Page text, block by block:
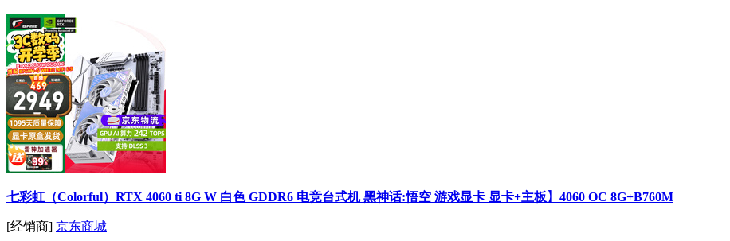
七彩虹（Colorful）RTX 4060 ti 8G W 白色 GDDR6 电竞台式机 黑神话:悟空 游戏显卡 显卡+主板】4060 OC 8G+B760M
[经销商] 京东商城